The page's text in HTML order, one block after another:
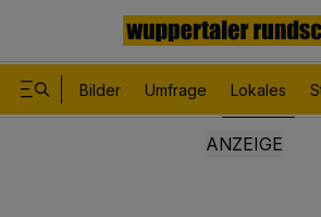
Bilder Umfrage Lokales